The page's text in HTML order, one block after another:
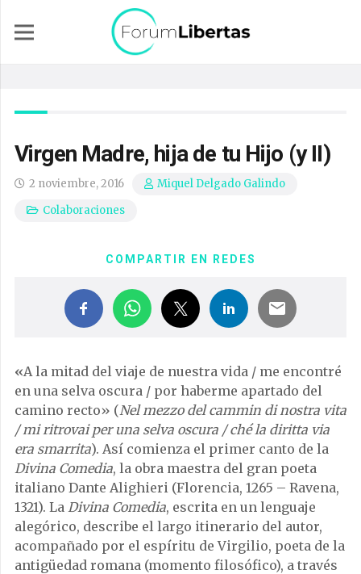
Virgen Madre, hija de tu Hijo (y II)
2 noviembre, 2016
Miquel Delgado Galindo
Colaboraciones
COMPARTIR EN REDES
«A la mitad del viaje de nuestra vida / me encontré
en una selva oscura / por haberme apartado del
camino recto» (Nel mezzo del cammin di nostra vita
/ mi ritrovai per una selva oscura / ché la diritta via
era smarrita). Así comienza el primer canto de la
Divina Comedia, la obra maestra del gran poeta
italiano Dante Alighieri (Florencia, 1265 – Ravena,
1321). La Divina Comedia, escrita en un lenguaje
alegórico, describe el largo itinerario del autor,
acompañado por el espíritu de Virgilio, poeta de la
antigüedad romana (momento filosófico), a través